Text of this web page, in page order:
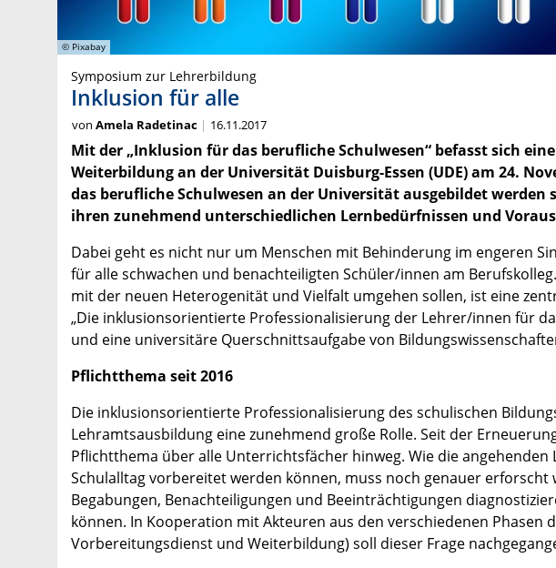
© Pixabay
Symposium zur Lehrerbildung
Inklusion für alle
von Amela Radetinac 16.11.2017
Mit der „Inklusion für das berufliche Schulwesen“ befasst sich
Weiterbildung an der Universität Duisburg-Essen (UDE) am 24.
das berufliche Schulwesen an der Universität ausgebildet
ihren zunehmend unterschiedlichen Lernbedürfnissen und
Dabei geht es nicht nur um Menschen mit Behinderung im engeren
für alle schwachen und benachteiligten Schüler/innen am
mit der neuen Heterogenität und Vielfalt umgehen sollen, ist eine
„Die inklusionsorientierte Professionalisierung der Lehrer/innen für
und eine universitäre Querschnittsaufgabe von
Pflichtthema seit 2016
Die inklusionsorientierte Professionalisierung des schulischen
Lehramtsausbildung eine zunehmend große Rolle. Seit der
Pflichtthema über alle Unterrichtsfächer hinweg. Wie die
Schulalltag vorbereitet werden können, muss noch genauer erforscht
Begabungen, Benachteiligungen und Beeinträchtigungen
können. In Kooperation mit Akteuren aus den verschiedenen Phasen
Vorbereitungsdienst und Weiterbildung) soll dieser Frage